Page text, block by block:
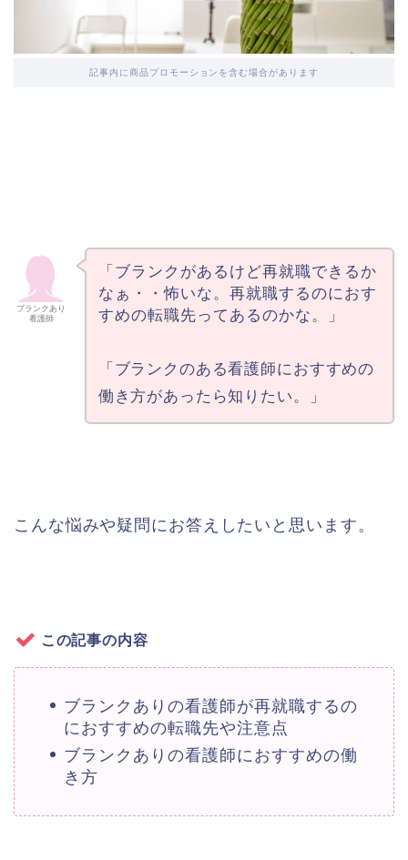
記事内に商品プロモーションを含む場合があります
ブランクあり
看護師
「ブランクがあるけど再就職できるか
なぁ・・怖いな。再就職するのにおす
すめの転職先ってあるのかな。」
「ブランクのある看護師におすすめの
働き方があったら知りたい。」
こんな悩みや疑問にお答えしたいと思います。
この記事の内容
ブランクありの看護師が再就職するの
におすすめの転職先や注意点
ブランクありの看護師におすすめの働
き方